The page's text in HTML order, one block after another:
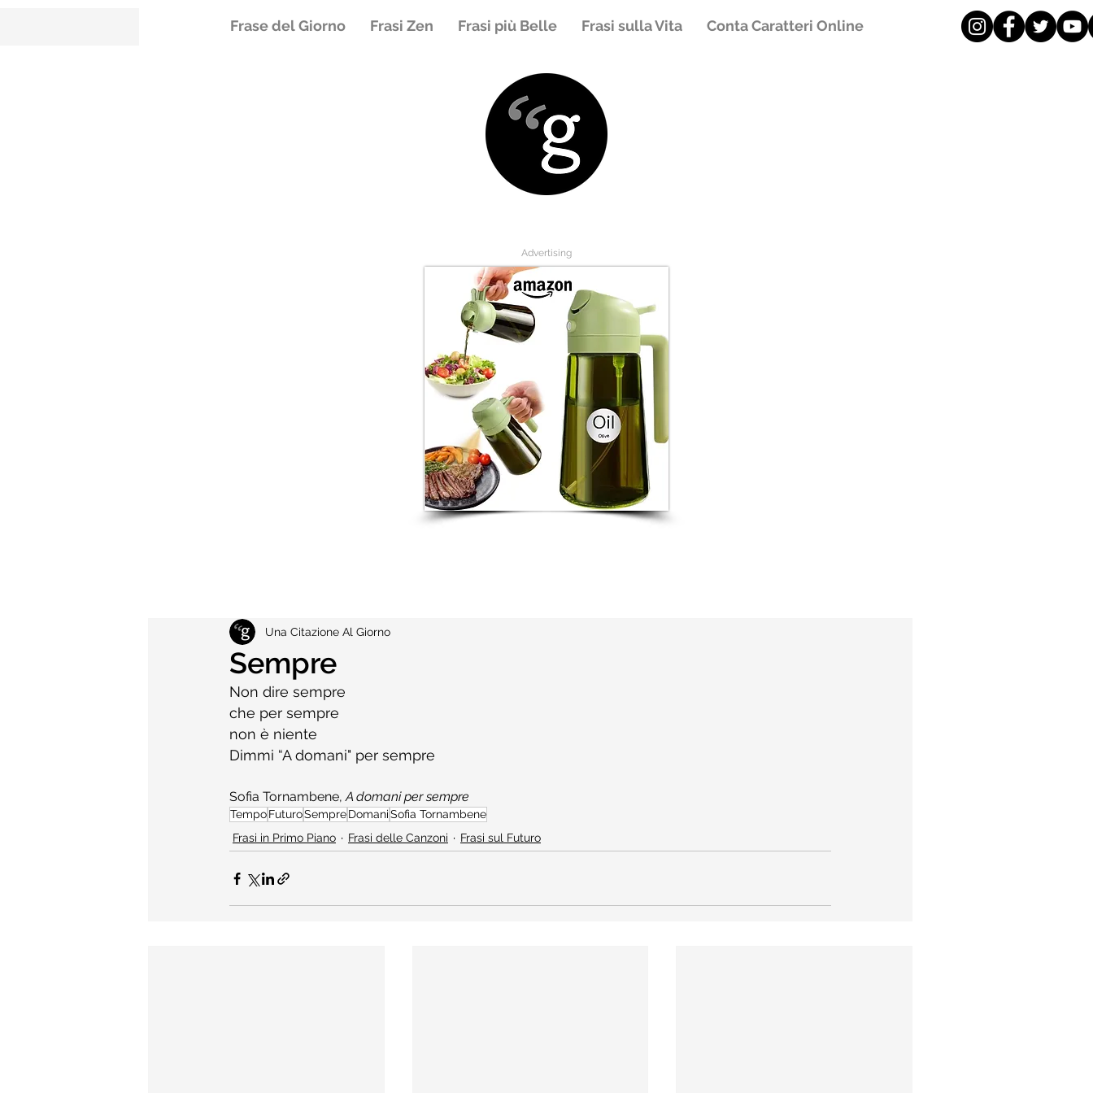
Frase del Giorno Frasi Zen Frasi più Belle Frasi sulla Vita Conta Caratteri Online
Sempre
Una Citazione Al Giorno
Non dire sempre
che per sempre
non è niente
Dimmi “A domani" per sempre
Sofia Tornambene, A domani per sempre
TempoFuturoSempreDomaniSofia Tornambene
Frasi in Primo Piano
Frasi delle Canzoni Frasi sul Futuro
Advertising